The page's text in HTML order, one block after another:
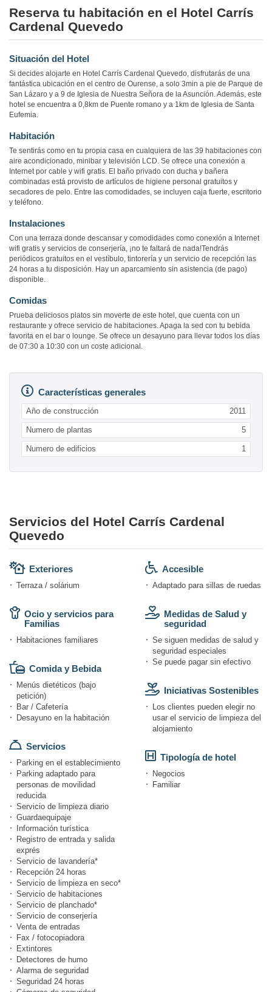
Reserva tu habitación en el Hotel Carrís
Cardenal Quevedo
Situación del Hotel
Si decides alojarte en Hotel Carrís Cardenal Quevedo, disfrutarás de una
fantástica ubicación en el centro de Ourense, a solo 3min a pie de Parque de
San Lázaro y a 9 de Iglesia de Nuestra Señora de la Asunción. Además, este
hotel se encuentra a 0,8km de Puente romano y a 1km de Iglesia de Santa
Eufemia.
Habitación
Te sentirás como en tu propia casa en cualquiera de las 39 habitaciones con
aire acondicionado, minibar y televisión LCD. Se ofrece una conexión a
Internet por cable y wifi gratis. El baño privado con ducha y bañera
combinadas está provisto de artículos de higiene personal gratuitos y
secadores de pelo. Entre las comodidades, se incluyen caja fuerte, escritorio
y teléfono.
Instalaciones
Con una terraza donde descansar y comodidades como conexión a Internet
wifi gratis y servicios de conserjería, ¡no te faltará de nada!Tendrás
periódicos gratuitos en el vestíbulo, tintorería y un servicio de recepción las
24 horas a tu disposición. Hay un aparcamiento sin asistencia (de pago)
disponible.
Comidas
Prueba deliciosos platos sin moverte de este hotel, que cuenta con un
restaurante y ofrece servicio de habitaciones. Apaga la sed con tu bebida
favorita en el bar o lounge. Se ofrece un desayuno para llevar todos los días
de 07:30 a 10:30 con un coste adicional.
Características generales
Año de construcción 2011
Numero de plantas 5
Numero de edificios 1
Servicios del Hotel Carrís Cardenal
Quevedo
Exteriores
Terraza / solárium
Ocio y servicios para
Familias
Habitaciones familiares
Comida y Bebida
Menús dietéticos (bajo
petición)
Bar / Cafetería
Desayuno en la habitación
Servicios
Parking en el establecimiento
Parking adaptado para
personas de movilidad
reducida
Servicio de limpieza diario
Guardaequipaje
Información turística
Registro de entrada y salida
exprés
Servicio de lavandería*
Recepción 24 horas
Servicio de limpieza en seco*
Servicio de habitaciones
Servicio de planchado*
Servicio de conserjería
Venta de entradas
Fax / fotocopiadora
Extintores
Detectores de humo
Alarma de seguridad
Seguridad 24 horas
Accesible
Adaptado para sillas de ruedas
Medidas de Salud y
seguridad
Se siguen medidas de salud y
seguridad especiales
Se puede pagar sin efectivo
Iniciativas Sostenibles
Los clientes pueden elegir no
usar el servicio de limpieza del
alojamiento
Tipología de hotel
Negocios
Familiar